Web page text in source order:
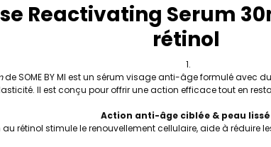
Reactivating Serum
rétinol
de SOME BY MI est un sérum visage anti-âge formulé avec
Il est conçu pour offrir une action efficace tout en
Action anti-âge ciblée & peau
au rétinol stimule le renouvellement cellulaire, aide à réduire